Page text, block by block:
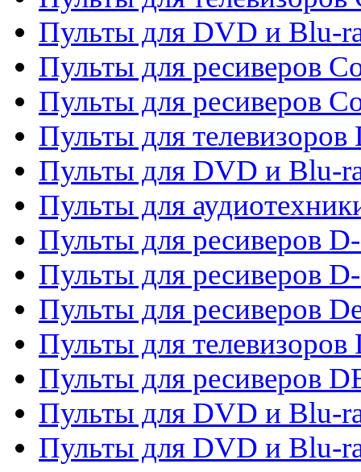
Пульты для DVD и Blu-
Пульты для ресиверов
Пульты для ресиверов
Пульты для телевизоров
Пульты для DVD и Blu-
Пульты для
Пульты для ресиверов
Пульты для ресиверов
Пульты для ресиверов
Пульты для телевизоров
Пульты для ресиверов
Пульты для DVD и Blu-
Пульты для DVD и Blu-